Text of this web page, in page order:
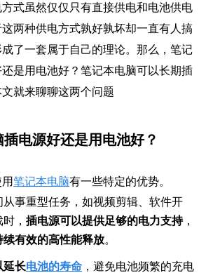
式虽然仅仅只有直接供电和电池供电
两种供电方式孰好孰坏却一直有人搞
了一套属于自己的理论。那么，笔记
是用电池好？笔记本电脑可以长期插
就来聊聊这两个问题
电源好还是用电池好？
笔记本电脑有一些特定的优势。
从事重型任务，如视频剪辑、软件开
， 插电源可以提供足够的电力支持，
续有效的高性能释放。
延长电池的寿命 ，避免电池频繁的充电